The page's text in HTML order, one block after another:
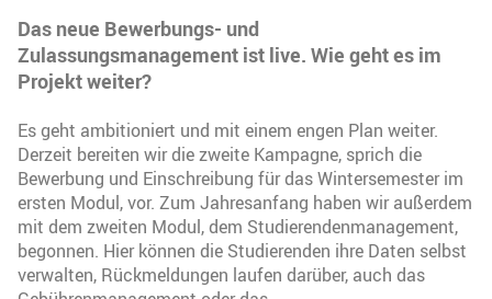
Das neue Bewerbungs- und
Zulassungsmanagement ist live. Wie geht es im
Projekt weiter?
Es geht ambitioniert und mit einem engen Plan weiter.
Derzeit bereiten wir die zweite Kampagne, sprich die
Bewerbung und Einschreibung für das Wintersemester im
ersten Modul, vor. Zum Jahresanfang haben wir außerdem
mit dem zweiten Modul, dem Studierendenmanagement,
begonnen. Hier können die Studierenden ihre Daten selbst
verwalten, Rückmeldungen laufen darüber, auch das